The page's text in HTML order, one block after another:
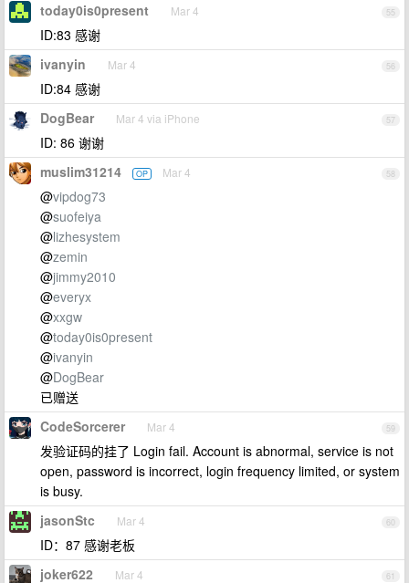
55
today0is0present Mar 4
ID:83 感谢
56
ivanyin Mar 4
ID:84 感谢
57
DogBear Mar 4 via iPhone
ID: 86 谢谢
58
muslim31214 OP Mar 4
@vipdog73
@suofeiya
@lizhesystem
@zemin
@jimmy2010
@everyx
@xxgw
@today0is0present
@ivanyin
@DogBear
已赠送
59
CodeSorcerer Mar 4
发验证码的挂了 Login fail. Account is abnormal, service is not
open, password is incorrect, login frequency limited, or system
is busy.
60
jasonStc Mar 4
ID：87 感谢老板
61
joker622 Mar 4